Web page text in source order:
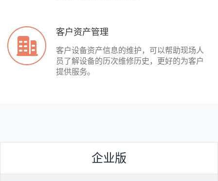
客户资产管理
客户设备资产信息的维护，可以帮助现场人
员了解设备的历次维修历史，更好的为客户
提供服务。
企业版